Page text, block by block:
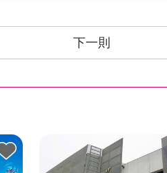
下一則